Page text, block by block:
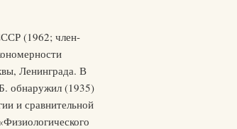
(1962; член-
Ленинграда. В
обнаружил (1935)
и сравнительной